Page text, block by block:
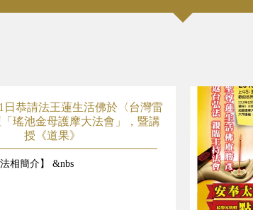
日恭請法王蓮生活佛於〈台灣雷
瑤池金母護摩大法會」，暨講
授《道果》
法相簡介】 &nbs